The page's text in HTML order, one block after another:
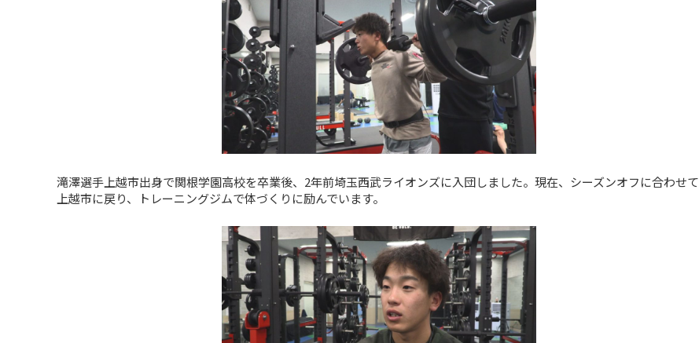
滝澤選手上越市出身で関根学園高校を卒業後、2年前埼玉西武ライオンズに入団しました。現在、シーズンオフに合わせて
上越市に戻り、トレーニングジムで体づくりに励んでいます。